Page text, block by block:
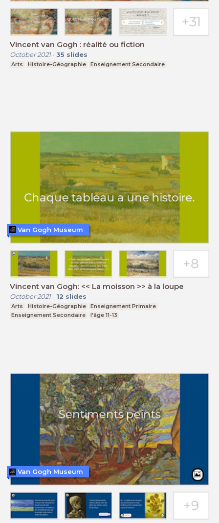
Vincent van Gogh : réalité ou fiction
October 2021- 35 slides
Arts Histoire-Géographie Enseignement Secondaire
Vincent van Gogh: << La moisson >> à la loupe
October 2021- 12 slides
Arts Histoire-Géographie
Enseignement Primaire
Enseignement Secondaire
l'âge 11-13
Van Gogh Museum
Van Gogh Museum